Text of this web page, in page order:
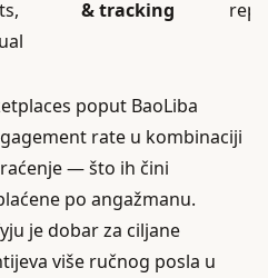
& tracking
poput BaoLiba
rate u kombinaciji
— što ih čini
po angažmanu.
je dobar za ciljane
više ručnog posla u